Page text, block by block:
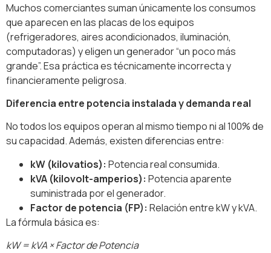
Muchos comerciantes suman únicamente los consumos
que aparecen en las placas de los equipos
(refrigeradores, aires acondicionados, iluminación,
computadoras) y eligen un generador “un poco más
grande”. Esa práctica es técnicamente incorrecta y
financieramente peligrosa.
Diferencia entre potencia instalada y demanda real
No todos los equipos operan al mismo tiempo ni al 100% de
su capacidad. Además, existen diferencias entre:
kW (kilovatios): Potencia real consumida.
kVA (kilovolt-amperios): Potencia aparente
suministrada por el generador.
Factor de potencia (FP): Relación entre kW y kVA.
La fórmula básica es:
kW = kVA × Factor de Potencia